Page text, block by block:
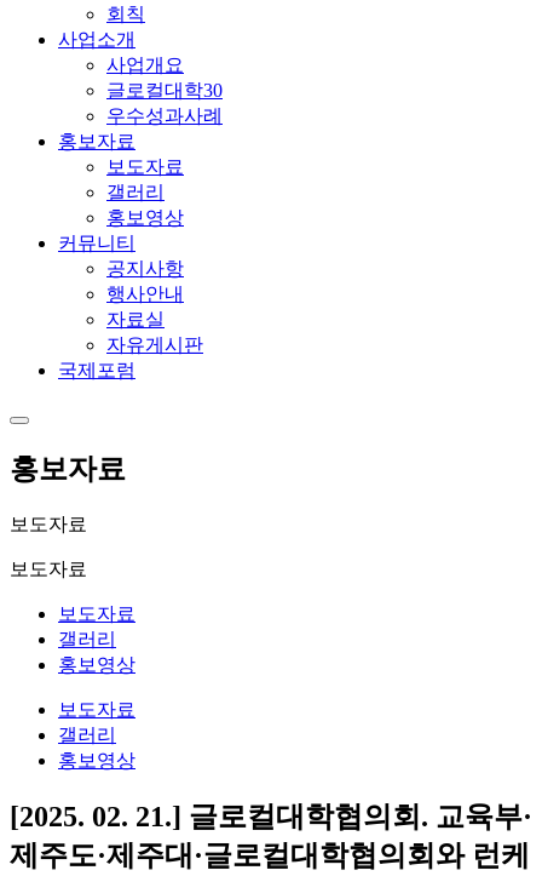
회칙
사업소개
사업개요
글로컬대학30
우수성과사례
홍보자료
보도자료
갤러리
홍보영상
커뮤니티
공지사항
행사안내
자료실
자유게시판
국제포럼
홍보자료
보도자료
보도자료
보도자료
갤러리
홍보영상
보도자료
갤러리
홍보영상
[2025. 02. 21.] 글로컬대학협의회. 교육부·
제주도·제주대·글로컬대학협의회와 런케